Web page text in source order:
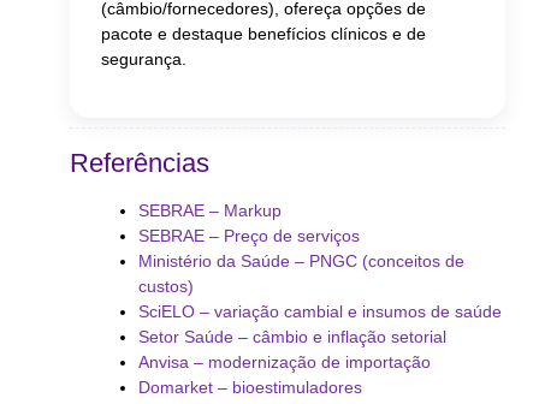
(câmbio/fornecedores), ofereça opções de
pacote e destaque benefícios clínicos e de
segurança.
Referências
SEBRAE – Markup
SEBRAE – Preço de serviços
Ministério da Saúde – PNGC (conceitos de
custos)
SciELO – variação cambial e insumos de saúde
Setor Saúde – câmbio e inflação setorial
Anvisa – modernização de importação
Domarket – bioestimuladores